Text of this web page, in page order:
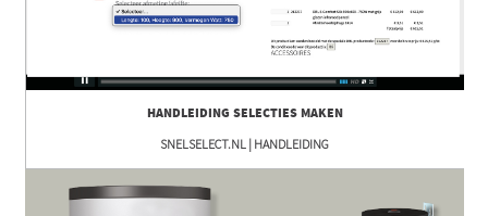
HANDLEIDING SELECTIES MAKEN
SNELSELECT.NL | HANDLEIDING